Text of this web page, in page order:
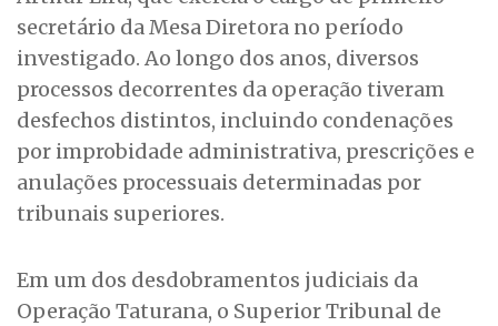
secretário da Mesa Diretora no período
investigado. Ao longo dos anos, diversos
processos decorrentes da operação tiveram
desfechos distintos, incluindo condenações
por improbidade administrativa, prescrições e
anulações processuais determinadas por
tribunais superiores.
Em um dos desdobramentos judiciais da
Operação Taturana, o Superior Tribunal de